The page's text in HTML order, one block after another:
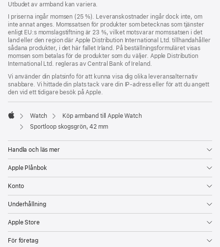
fönster)
Utbudet av armband kan variera.
I priserna ingår momsen (25 %). Leveranskostnader ingår dock inte, om
inte annat anges. Momssatsen för produkter som betecknas som tjänster
enligt EU:s momslagstiftning är 23 %, vilket motsvarar momssatsen i det
land eller den region där Apple Distribution International Ltd. tillhandahåller
sådana produkter, i det här fallet Irland. På beställningsformuläret visas
momsen som betalas för de produkter som du väljer. Apple Distribution
International Ltd. regleras av Central Bank of Ireland.
Vi använder din platsinfo för att kunna visa dig olika leveransalternativ
snabbare. Vi hittade din plats tack vare din IP-adress eller för att du angett
den vid ett tidigare besök på Apple.
Apple
Watch
Köp armband till Apple Watch
Sportloop skogsgrön, 42 mm
Handla och läs mer
Apple Plånbok
Konto
Underhållning
Apple Store
För företag